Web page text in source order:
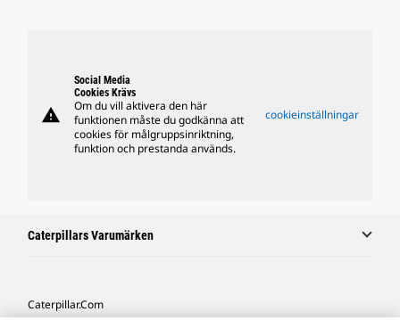
warning
Social Media
Cookies Krävs
Om du vill aktivera den här
funktionen måste du godkänna att
cookies för målgruppsinriktning,
funktion och prestanda används.
cookieinställningar
Caterpillars Varumärken
Caterpillar.com